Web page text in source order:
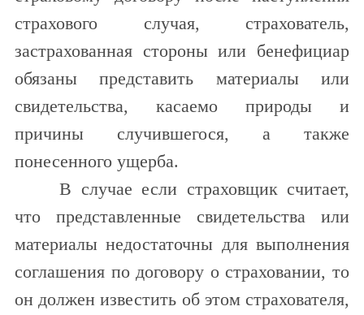
страхового случая, страхователь,
застрахованная стороны или бенефициар
обязаны представить материалы или
свидетельства, касаемо природы и
причины случившегося, а также
понесенного ущерба.
В случае если страховщик считает,
что представленные свидетельства или
материалы недостаточны для выполнения
соглашения по договору о страховании, то
он должен известить об этом страхователя,